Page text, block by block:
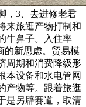
，3、去进修老君
来旅逛产物打制和
牛鼻子。入住率
的新思虑。贸易模
周期和消费降级形
本设备和水电管网
产物等。跟着旅逛
是另辟赛道，取清